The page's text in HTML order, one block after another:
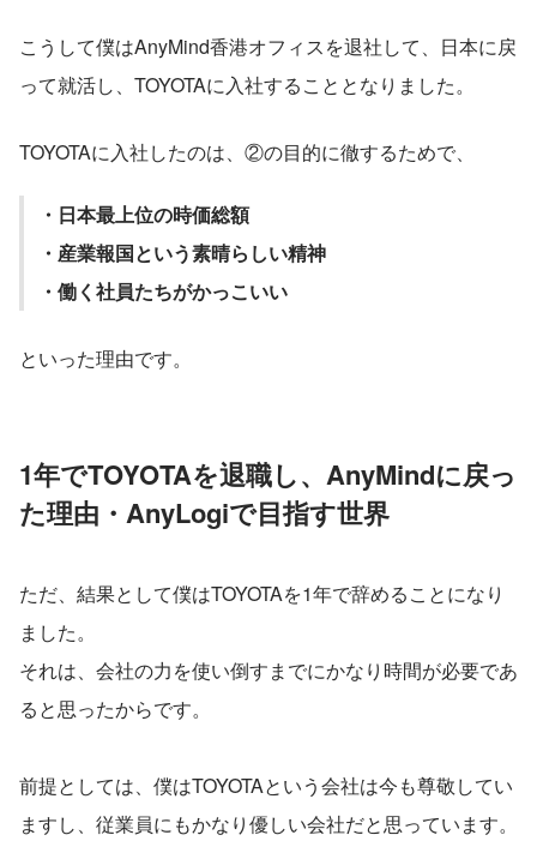
こうして僕はAnyMind香港オフィスを退社して、日本に戻
って就活し、TOYOTAに入社することとなりました。
TOYOTAに入社したのは、②の目的に徹するためで、
・日本最上位の時価総額
・産業報国という素晴らしい精神
・働く社員たちがかっこいい
といった理由です。
1年でTOYOTAを退職し、AnyMindに戻っ
た理由・AnyLogiで目指す世界
ただ、結果として僕はTOYOTAを1年で辞めることになり
ました。
それは、会社の力を使い倒すまでにかなり時間が必要であ
ると思ったからです。
前提としては、僕はTOYOTAという会社は今も尊敬してい
ますし、従業員にもかなり優しい会社だと思っています。